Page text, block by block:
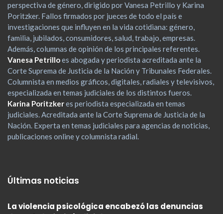
perspectiva de género, dirigido por Vanesa Petrillo y Karina
Poritzker. Fallos firmados por jueces de todo el país e
investigaciones que influyen en la vida cotidiana: género,
familia, jubilados, consumidores, salud, trabajo, empresas.
Además, columnas de opinión de los principales referentes.
Vanesa Petrilloes abogada y periodista acreditada ante la
Corte Suprema de Justicia de la Nación y Tribunales Federales.
Columnista en medios gráficos, digitales, radiales y televisivos,
especializada en temas judiciales de los distintos fueros.
Karina Poritzkeres periodista especializada en temas
judiciales. Acreditada ante la Corte Suprema de Justicia de la
Nación. Experta en temas judiciales para agencias de noticias,
publicaciones online y columnista radial.
Últimas noticias
La violencia psicológica encabezó las denuncias